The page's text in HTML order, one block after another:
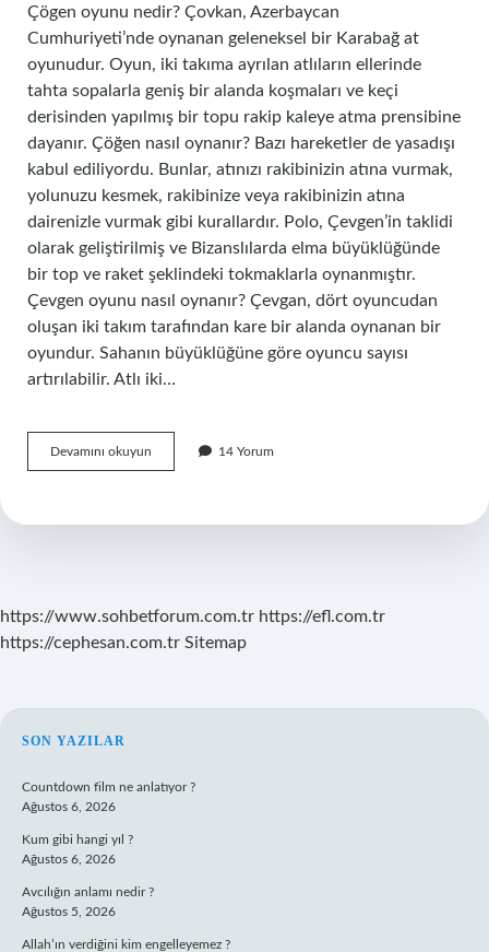
Çögen oyunu nedir? Çovkan, Azerbaycan
Cumhuriyeti’nde oynanan geleneksel bir Karabağ at
oyunudur. Oyun, iki takıma ayrılan atlıların ellerinde
tahta sopalarla geniş bir alanda koşmaları ve keçi
derisinden yapılmış bir topu rakip kaleye atma prensibine
dayanır. Çöğen nasıl oynanır? Bazı hareketler de yasadışı
kabul ediliyordu. Bunlar, atınızı rakibinizin atına vurmak,
yolunuzu kesmek, rakibinize veya rakibinizin atına
dairenizle vurmak gibi kurallardır. Polo, Çevgen’in taklidi
olarak geliştirilmiş ve Bizanslılarda elma büyüklüğünde
bir top ve raket şeklindeki tokmaklarla oynanmıştır.
Çevgen oyunu nasıl oynanır? Çevgan, dört oyuncudan
oluşan iki takım tarafından kare bir alanda oynanan bir
oyundur. Sahanın büyüklüğüne göre oyuncu sayısı
artırılabilir. Atlı iki…
Devamını okuyun
Oyunu
14 Yorum
https://www.sohbetforum.com.tr https://efl.com.tr
https://cephesan.com.tr Sitemap
SIDEBAR
SON YAZILAR
Countdown film ne anlatıyor ?
Ağustos 6, 2026
Kum gibi hangi yıl ?
Ağustos 6, 2026
Avcılığın anlamı nedir ?
Ağustos 5, 2026
Allah’ın verdiğini kim engelleyemez ?